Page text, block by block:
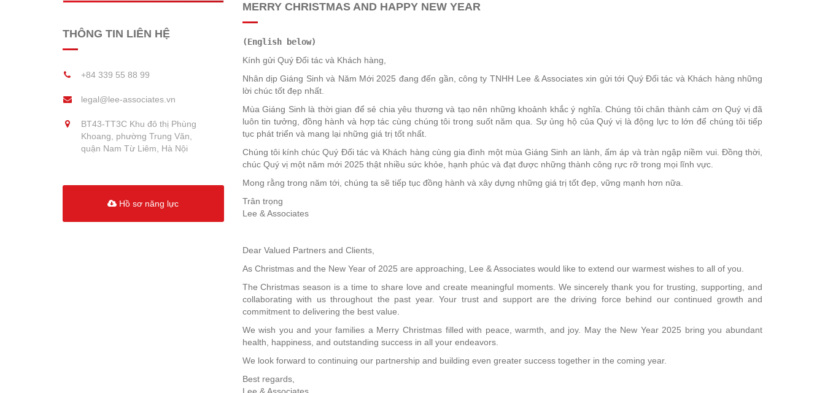
MERRY CHRISTMAS AND HAPPY NEW YEAR
(English below)
Kính gửi Quý Đối tác và Khách hàng,
Nhân dịp Giáng Sinh và Năm Mới 2025 đang đến gần, công ty TNHH Lee & Associates xin gửi tới Quý Đối tác và Khách hàng những
lời chúc tốt đẹp nhất.
Mùa Giáng Sinh là thời gian để sẻ chia yêu thương và tạo nên những khoảnh khắc ý nghĩa. Chúng tôi chân thành cảm ơn Quý vị đã
luôn tin tưởng, đồng hành và hợp tác cùng chúng tôi trong suốt năm qua. Sự ủng hộ của Quý vị là động lực to lớn để chúng tôi tiếp
tục phát triển và mang lại những giá trị tốt nhất.
Chúng tôi kính chúc Quý Đối tác và Khách hàng cùng gia đình một mùa Giáng Sinh an lành, ấm áp và tràn ngập niềm vui. Đồng thời,
chúc Quý vị một năm mới 2025 thật nhiều sức khỏe, hạnh phúc và đạt được những thành công rực rỡ trong mọi lĩnh vực.
Mong rằng trong năm tới, chúng ta sẽ tiếp tục đồng hành và xây dựng những giá trị tốt đẹp, vững mạnh hơn nữa.
Trân trọng
Lee & Associates
Dear Valued Partners and Clients,
As Christmas and the New Year of 2025 are approaching, Lee & Associates would like to extend our warmest wishes to all of you.
The Christmas season is a time to share love and create meaningful moments. We sincerely thank you for trusting, supporting, and
collaborating with us throughout the past year. Your trust and support are the driving force behind our continued growth and
commitment to delivering the best value.
We wish you and your families a Merry Christmas filled with peace, warmth, and joy. May the New Year 2025 bring you abundant
health, happiness, and outstanding success in all your endeavors.
We look forward to continuing our partnership and building even greater success together in the coming year.
Best regards,
THÔNG TIN LIÊN HỆ
+84 339 55 88 99
legal@lee-associates.vn
BT43-TT3C Khu đô thị Phùng
Khoang, phường Trung Văn,
quận Nam Từ Liêm, Hà Nội
Hồ sơ năng lực